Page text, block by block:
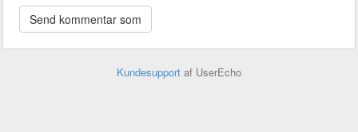
Kundesupport af UserEcho